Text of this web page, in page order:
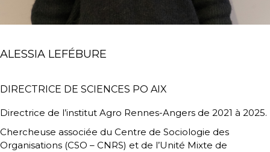
ALESSIA LEFÉBURE
DIRECTRICE DE SCIENCES PO AIX
Directrice de l’institut Agro Rennes-Angers de 2021 à 2025.
Chercheuse associée du Centre de Sociologie des
Organisations (CSO – CNRS) et de l’Unité Mixte de